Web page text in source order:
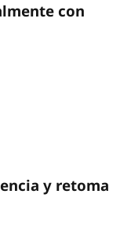
con
y retoma